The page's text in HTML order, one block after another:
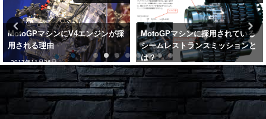
MotoGPマシンに採用されている
シームレストランスミッションと
は？
2018年5月25日
バイク用おすすめヘルメットメー
カーはなぜアライなのか!?
2018年1月10日